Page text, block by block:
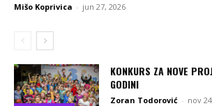
Mišo Koprivica - jun 27, 2026
KONKURS ZA NOVE
GODINI
Zoran Todorović - nov